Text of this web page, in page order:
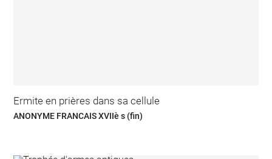
Ermite en prières dans sa cellule
ANONYME FRANCAIS XVIIè s (fin)